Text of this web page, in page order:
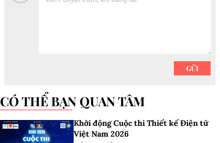
CÓ THỂ BẠN QUAN TÂM
Khởi động Cuộc thi Thiết kế Điện tử
Việt Nam 2026